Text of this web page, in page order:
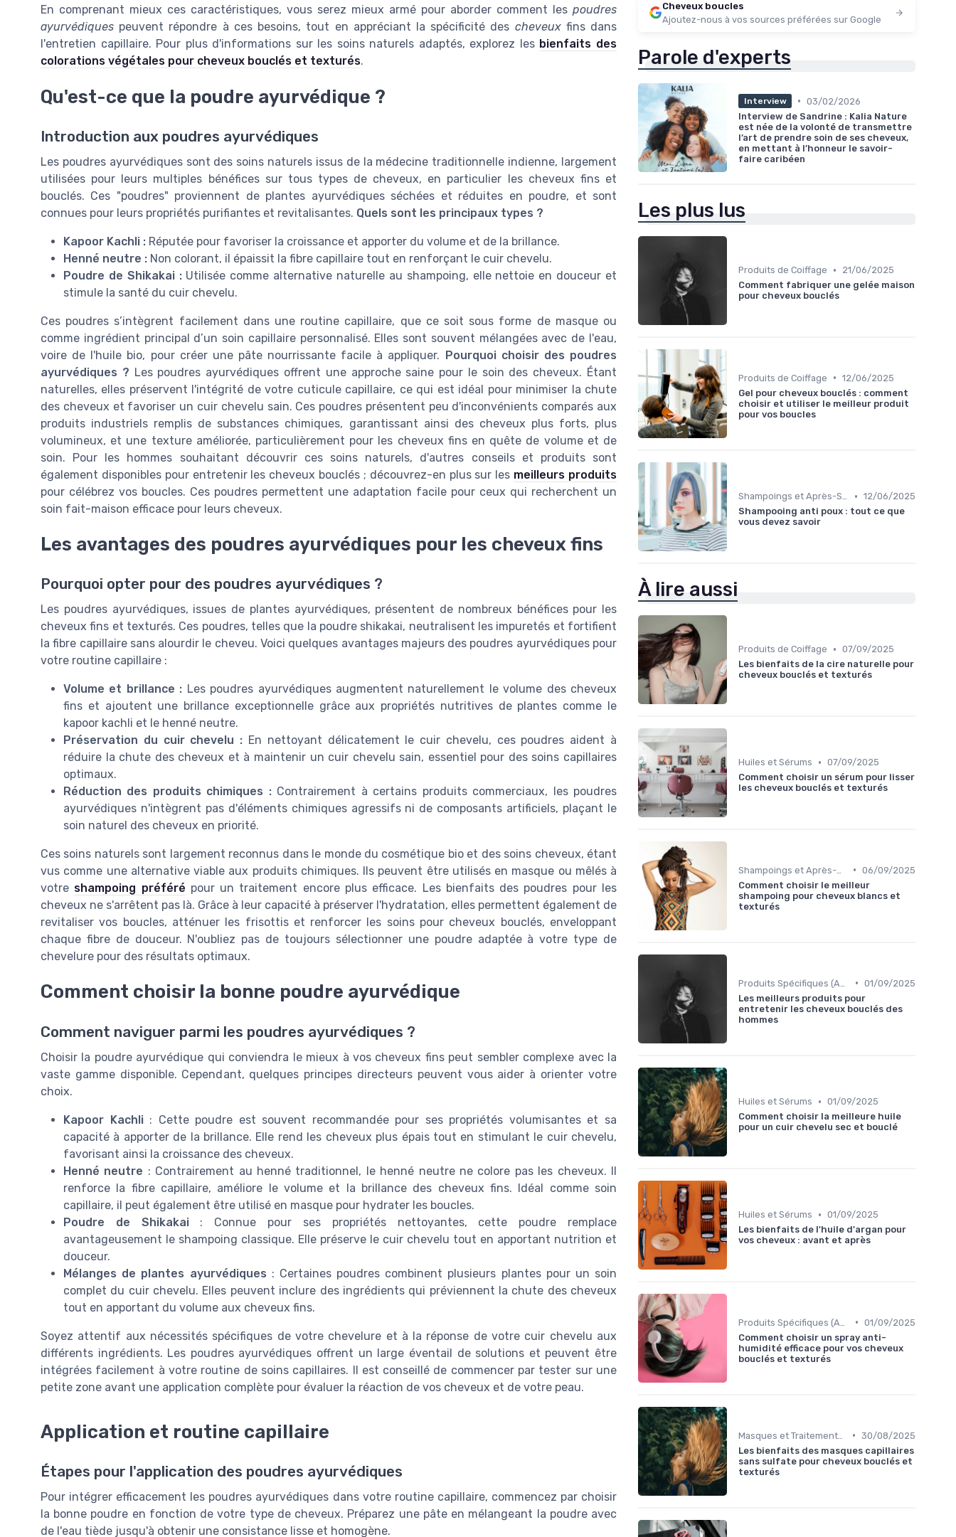
En comprenant mieux ces caractéristiques, vous serez mieux armé pour aborder comment les poudres
ayurvédiques peuvent répondre à ces besoins, tout en appréciant la spécificité des cheveuxfins dans
l'entretien capillaire. Pour plus d'informations sur les soins naturels adaptés, explorez les bienfaits des
colorations végétales pour cheveux bouclés et texturés.
Qu'est-ce que la poudre ayurvédique ?
Introduction aux poudres ayurvédiques
Les poudres ayurvédiques sont des soins naturels issus de la médecine traditionnelle indienne, largement
utilisées pour leurs multiples bénéfices sur tous types de cheveux, en particulier les cheveux fins et
bouclés. Ces "poudres" proviennent de plantes ayurvédiques séchées et réduites en poudre, et sont
connues pour leurs propriétés purifiantes et revitalisantes. Quels sont les principaux types ?
Kapoor Kachli : Réputée pour favoriser la croissance et apporter du volume et de la brillance.
Henné neutre : Non colorant, il épaissit la fibre capillaire tout en renforçant le cuir chevelu.
Poudre de Shikakai :Utilisée comme alternative naturelle au shampoing, elle nettoie en douceur et
stimule la santé du cuir chevelu.
Ces poudres s’intègrent facilement dans une routine capillaire, que ce soit sous forme de masque ou
comme ingrédient principal d’un soin capillaire personnalisé. Elles sont souvent mélangées avec de l'eau,
voire de l'huile bio, pour créer une pâte nourrissante facile à appliquer. Pourquoi choisir des poudres
ayurvédiques ? Les poudres ayurvédiques offrent une approche saine pour le soin des cheveux. Étant
naturelles, elles préservent l'intégrité de votre cuticule capillaire, ce qui est idéal pour minimiser la chute
des cheveux et favoriser un cuir chevelu sain. Ces poudres présentent peu d'inconvénients comparés aux
produits industriels remplis de substances chimiques, garantissant ainsi des cheveux plus forts, plus
volumineux, et une texture améliorée, particulièrement pour les cheveux fins en quête de volume et de
soin. Pour les hommes souhaitant découvrir ces soins naturels, d'autres conseils et produits sont
également disponibles pour entretenir les cheveux bouclés ; découvrez-en plus sur les meilleurs produits
pour célébrez vos boucles. Ces poudres permettent une adaptation facile pour ceux qui recherchent un
soin fait-maison efficace pour leurs cheveux.
Les avantages des poudres ayurvédiques pour les cheveux fins
Pourquoi opter pour des poudres ayurvédiques ?
Les poudres ayurvédiques, issues de plantes ayurvédiques, présentent de nombreux bénéfices pour les
cheveux fins et texturés. Ces poudres, telles que la poudre shikakai, neutralisent les impuretés et fortifient
la fibre capillaire sans alourdir le cheveu. Voici quelques avantages majeurs des poudres ayurvédiques pour
votre routine capillaire :
Volume et brillance : Les poudres ayurvédiques augmentent naturellement le volume des cheveux
fins et ajoutent une brillance exceptionnelle grâce aux propriétés nutritives de plantes comme le
kapoor kachli et le henné neutre.
Préservation du cuir chevelu : En nettoyant délicatement le cuir chevelu, ces poudres aident à
réduire la chute des cheveux et à maintenir un cuir chevelu sain, essentiel pour des soins capillaires
optimaux.
Réduction des produits chimiques :Contrairement à certains produits commerciaux, les poudres
ayurvédiques n'intègrent pas d'éléments chimiques agressifs ni de composants artificiels, plaçant le
soin naturel des cheveux en priorité.
Ces soins naturels sont largement reconnus dans le monde du cosmétique bio et des soins cheveux, étant
vus comme une alternative viable aux produits chimiques. Ils peuvent être utilisés en masque ou mêlés à
votre shampoing préféré pour un traitement encore plus efficace. Les bienfaits des poudres pour les
cheveux ne s'arrêtent pas là. Grâce à leur capacité à préserver l'hydratation, elles permettent également de
revitaliser vos boucles, atténuer les frisottis et renforcer les soins pour cheveux bouclés, enveloppant
chaque fibre de douceur. N'oubliez pas de toujours sélectionner une poudre adaptée à votre type de
chevelure pour des résultats optimaux.
Comment choisir la bonne poudre ayurvédique
Comment naviguer parmi les poudres ayurvédiques ?
Choisir la poudre ayurvédique qui conviendra le mieux à vos cheveux fins peut sembler complexe avec la
vaste gamme disponible. Cependant, quelques principes directeurs peuvent vous aider à orienter votre
choix.
Kapoor Kachli: Cette poudre est souvent recommandée pour ses propriétés volumisantes et sa
capacité à apporter de la brillance. Elle rend les cheveux plus épais tout en stimulant le cuir chevelu,
favorisant ainsi la croissance des cheveux.
Henné neutre : Contrairement au henné traditionnel, le henné neutre ne colore pas les cheveux. Il
renforce la fibre capillaire, améliore le volume et la brillance des cheveux fins. Idéal comme soin
capillaire, il peut également être utilisé en masque pour hydrater les boucles.
Poudre de Shikakai: Connue pour ses propriétés nettoyantes, cette poudre remplace
avantageusement le shampoing classique. Elle préserve le cuir chevelu tout en apportant nutrition et
douceur.
Mélanges de plantes ayurvédiques : Certaines poudres combinent plusieurs plantes pour un soin
complet du cuir chevelu. Elles peuvent inclure des ingrédients qui préviennent la chute des cheveux
tout en apportant du volume aux cheveux fins.
Soyez attentif aux nécessités spécifiques de votre chevelure et à la réponse de votre cuir chevelu aux
différents ingrédients. Les poudres ayurvédiques offrent un large éventail de solutions et peuvent être
intégrées facilement à votre routine de soins capillaires. Il est conseillé de commencer par tester sur une
petite zone avant une application complète pour évaluer la réaction de vos cheveux et de votre peau.
Application et routine capillaire
Étapes pour l'application des poudres ayurvédiques
Pour intégrer efficacement les poudres ayurvédiques dans votre routine capillaire, commencez par choisir
la bonne poudre en fonction de votre type de cheveux. Préparez une pâte en mélangeant la poudre avec
de l'eau tiède jusqu'à obtenir une consistance lisse et homogène.
Cheveux boucles
Ajoutez-nous à vos sources préférées sur Google
Parole d'experts
Interview • 03/02/2026
Interview de Sandrine : Kalia Nature
est née de la volonté de transmettre
l’art de prendre soin de ses cheveux,
en mettant à l’honneur le savoir-
faire caribéen
Les plus lus
Produits de Coiffage •
21/06/2025
Comment fabriquer une gelée maison
pour cheveux bouclés
Produits de Coiffage • 12/06/2025
Gel pour cheveux bouclés : comment
choisir et utiliser le meilleur produit
pour vos boucles
Shampoings et Après-Shampoings • 12/06/2025
Shampooing anti poux : tout ce que
vous devez savoir
À lire aussi
Produits de Coiffage • 07/09/2025
Les bienfaits de la cire naturelle pour
cheveux bouclés et texturés
Huiles et Sérums • 07/09/2025
Comment choisir un sérum pour lisser
les cheveux bouclés et texturés
• 06/09/2025
Comment choisir le meilleur
shampoing pour cheveux blancs et
texturés
• 01/09/2025
Les meilleurs produits pour
entretenir les cheveux bouclés des
hommes
Huiles et Sérums • 01/09/2025
Comment choisir la meilleure huile
pour un cuir chevelu sec et bouclé
Huiles et Sérums • 01/09/2025
Les bienfaits de l'huile d'argan pour
vos cheveux : avant et après
• 01/09/2025
Comment choisir un spray anti-
humidité efficace pour vos cheveux
bouclés et texturés
• 30/08/2025
Les bienfaits des masques capillaires
sans sulfate pour cheveux bouclés et
texturés